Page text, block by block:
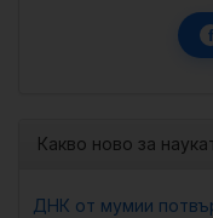
f
Какво ново за
ДНК от мумии